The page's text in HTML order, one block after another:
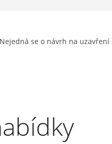
se o návrh na